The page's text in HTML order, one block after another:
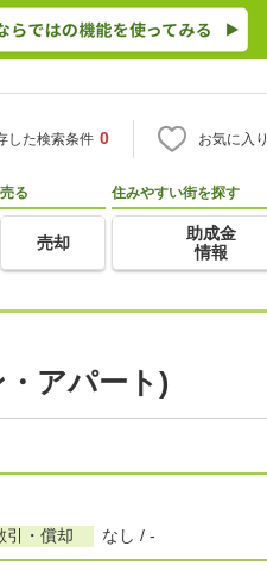
した検索条件 0 お気に入り
売る
売却
住みやすい街を探す
助成金
情報
アパート)
引・償却 なし / -